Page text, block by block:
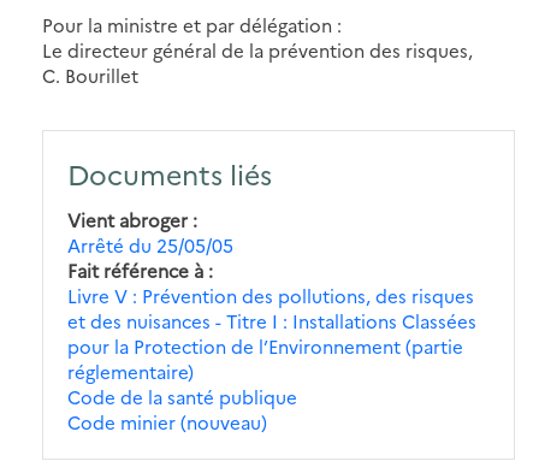
Pour la ministre et par délégation :
Le directeur général de la prévention des risques,
C. Bourillet
Documents liés
Vient abroger
Arrêté du 25/05/05
Fait référence à
Livre V : Prévention des pollutions, des risques
et des nuisances - Titre I : Installations Classées
pour la Protection de l’Environnement (partie
réglementaire)
Code de la santé publique
Code minier (nouveau)